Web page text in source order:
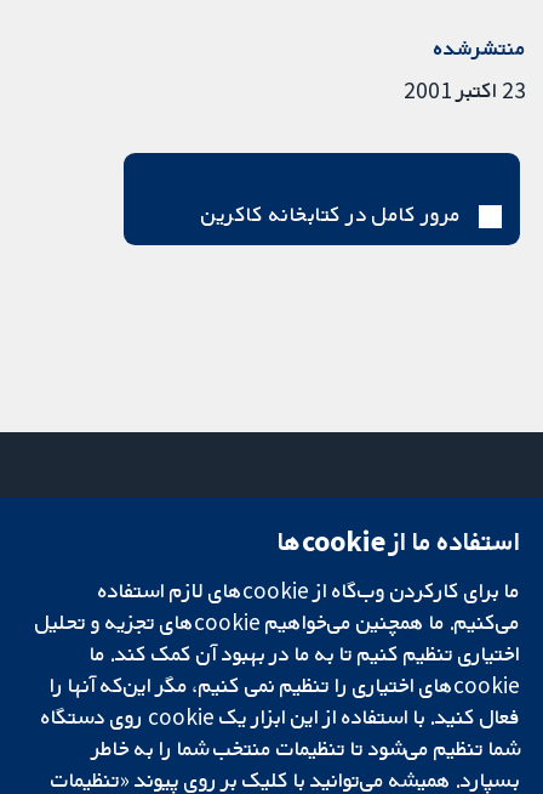
منتشرشده
23 اکتبر 2001
مرور کامل در کتابخانه کاکرین
تحقیقات قابل
اعتماد.
تصمیم‌گیری آگاهانه.
سلامت بهتر.
میدان کاوندیش
لندن
W1G 0AN
بریتانیا
دفتر رسانه‌ای
درباره ما
فرصت‌های
شغلی
Cochrane
Library
استفاده ما از cookie‌ها
ما برای کارکردن وب‌گاه از cookie‌های لازم استفاده
می‌کنیم. ما همچنین می‌خواهیم cookie‌های تجزیه و تحلیل
اختیاری تنظیم کنیم تا به ما در بهبود آن کمک کند. ما
cookie‌های اختیاری را تنظیم نمی کنیم، مگر این‌که آنها را
فعال کنید. با استفاده از این ابزار یک cookie‌ روی دستگاه
شما تنظیم می‌شود تا تنظیمات منتخب شما را به خاطر
بسپارد. همیشه می‌توانید با کلیک بر روی پیوند «تنظیمات